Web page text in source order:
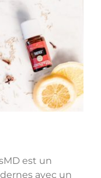
est un
avec un